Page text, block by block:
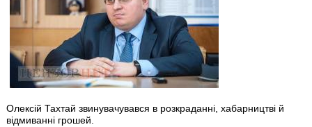
Олексій Тахтай звинувачувався в розкраданні, хабарництві й
відмиванні грошей.